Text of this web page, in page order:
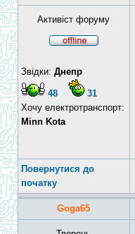
Активіст форуму
Звідки: Днепр
48
31
Хочу електротранспорт:
Minn Kota
Повернутися до
початку
Goga65